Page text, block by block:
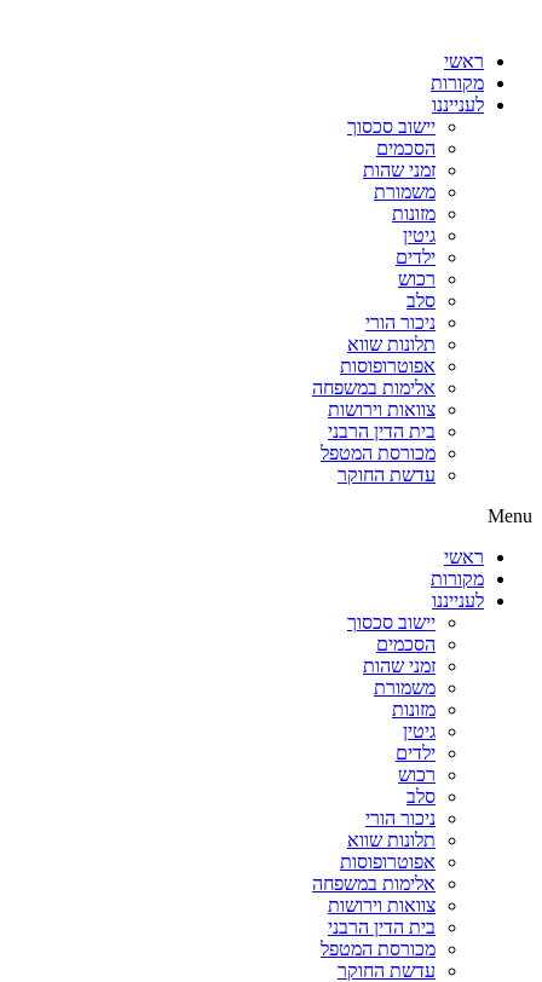
ראשי
מקורות
לענייננו
יישוב סכסוך
הסכמים
זמני שהות
משמורת
מזונות
גיטין
ילדים
רכוש
סלב
ניכור הורי
תלונות שווא
אפוטרופוסות
אלימות במשפחה
צוואות וירושות
בית הדין הרבני
מכורסת המטפל
עדשת החוקר
Menu
ראשי
מקורות
לענייננו
יישוב סכסוך
הסכמים
זמני שהות
משמורת
מזונות
גיטין
ילדים
רכוש
סלב
ניכור הורי
תלונות שווא
אפוטרופוסות
אלימות במשפחה
צוואות וירושות
בית הדין הרבני
מכורסת המטפל
עדשת החוקר